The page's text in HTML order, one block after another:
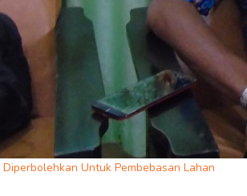
Untuk Pembebasan Lahan